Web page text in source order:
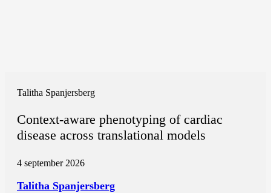
Talitha Spanjersberg
Context-aware phenotyping of cardiac
disease across translational models
4 september 2026
Talitha Spanjersberg